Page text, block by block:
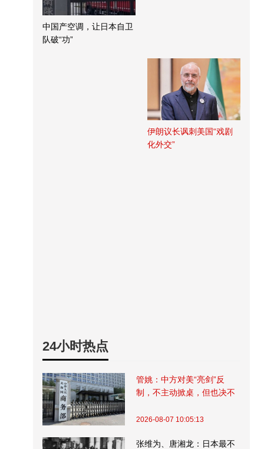
中国产空调，让日本自卫
队破“功”
伊朗议长讽刺美国“戏剧
化外交”
24小时热点
管姚：中方对美“亮剑”反
制，不主动掀桌，但也决不
2026-08-07 10:05:13
张维为、唐湘龙：日本最不